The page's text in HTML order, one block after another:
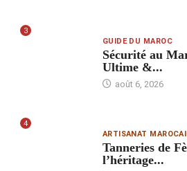
3
GUIDE DU MAROC
Sécurité au
Ultime &...
août 6, 2026
4
ARTISANAT
Tanneries de
l’héritage...